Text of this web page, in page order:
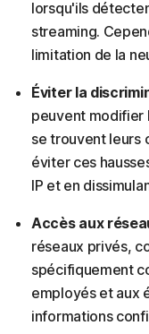
lorsqu'ils
streaming.
limitation de la
Éviter la
peuvent modifier
se trouvent leurs
éviter ces
IP et en
Accès aux
réseaux privés,
spécifiquement
employés et aux
informations